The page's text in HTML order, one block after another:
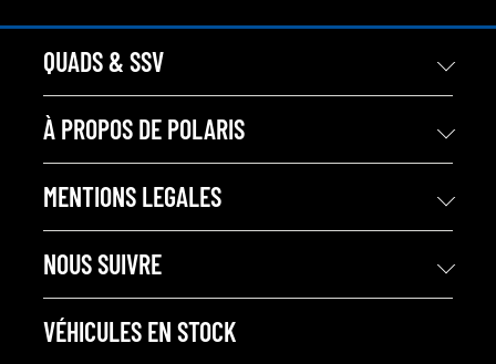
QUADS & SSV
À PROPOS DE POLARIS
MENTIONS LEGALES
NOUS SUIVRE
VÉHICULES EN STOCK